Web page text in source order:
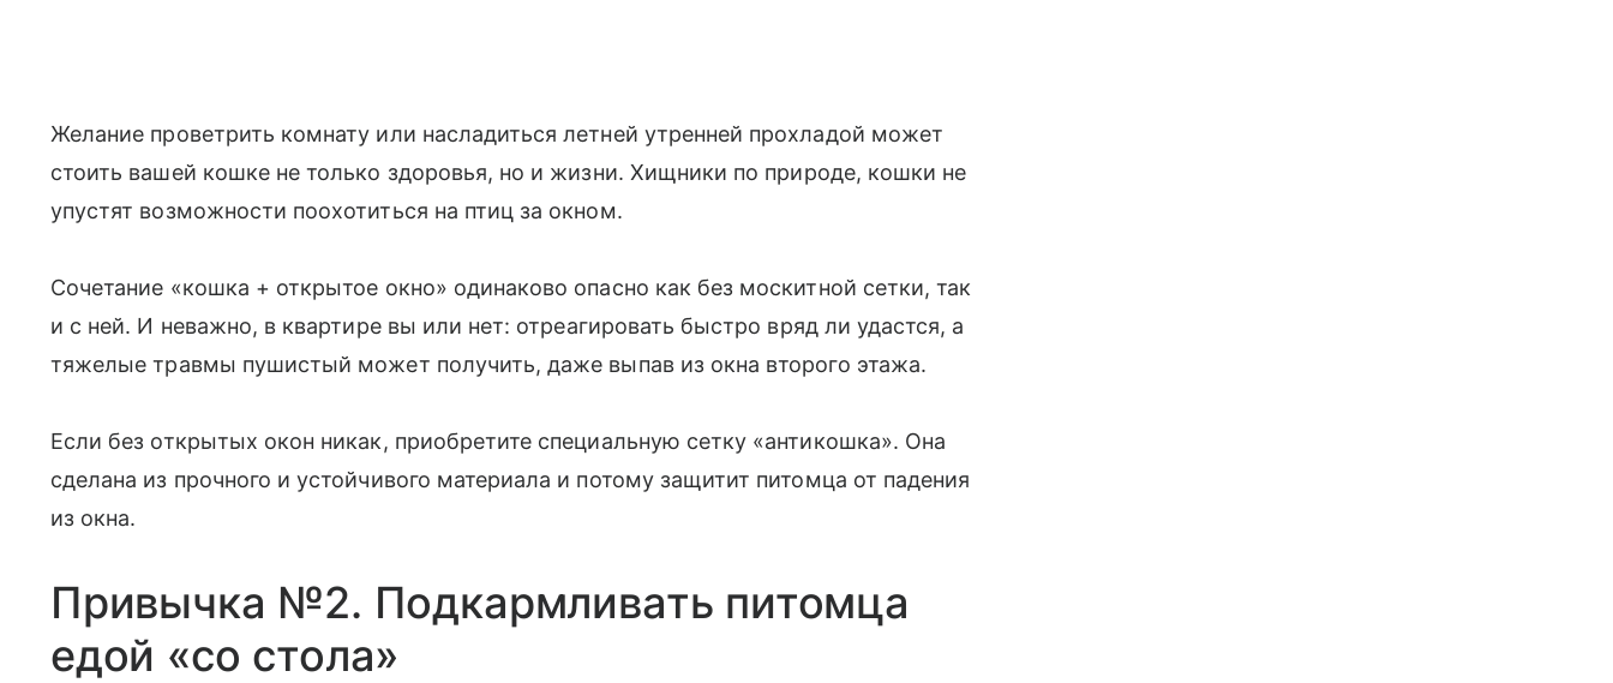
Желание проветрить комнату или насладиться летней утренней прохладой может
стоить вашей кошке не только здоровья, но и жизни. Хищники по природе, кошки не
упустят возможности поохотиться на птиц за окном.
Сочетание «кошка + открытое окно» одинаково опасно как без москитной сетки, так
и с ней. И неважно, в квартире вы или нет: отреагировать быстро вряд ли удастся, а
тяжелые травмы пушистый может получить, даже выпав из окна второго этажа.
Если без открытых окон никак, приобретите специальную сетку «антикошка». Она
сделана из прочного и устойчивого материала и потому защитит питомца от падения
из окна.
Привычка №2. Подкармливать питомца
едой «со стола»